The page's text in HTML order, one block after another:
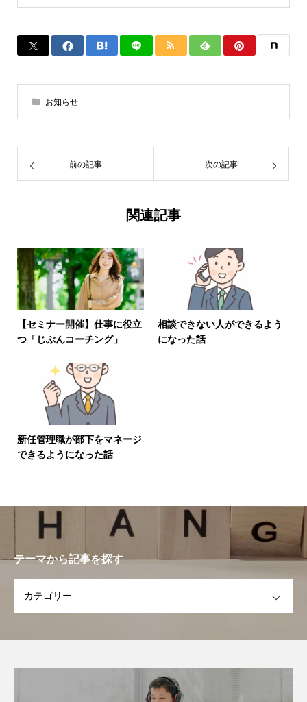
お知らせ
前の記事 次の記事
関連記事
【セミナー開催】仕事に役立
つ「じぶんコーチング」
相談できない人ができるよう
になった話
新任管理職が部下をマネージ
できるようになった話
テーマから記事を探す